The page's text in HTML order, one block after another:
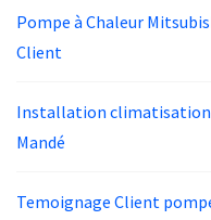
Pompe à Chaleur
Client
Installation climatisation
Mandé
Temoignage Client